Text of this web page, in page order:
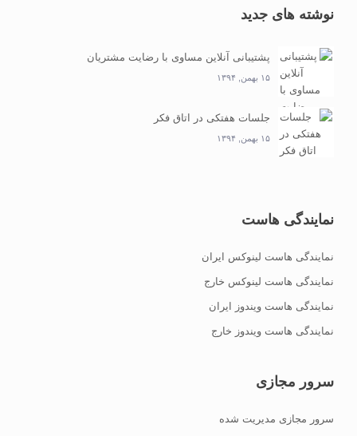
نوشته های جدید
پشتیبانی آنلاین مساوی با رضایت مشتریان
۱۵ بهمن, ۱۳۹۴
جلسات هفتکی در اتاق فکر
۱۵ بهمن, ۱۳۹۴
نمایندگی هاست
نمایندگی هاست لینوکس ایران
نمایندگی هاست لینوکس خارج
نمایندگی هاست ویندوز ایران
نمایندگی هاست ویندوز خارج
سرور مجازی
سرور مجازی مدیریت شده